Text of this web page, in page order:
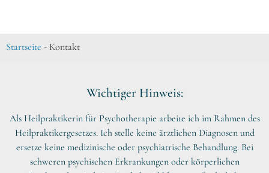
Startseite - Kontakt
Wichtiger Hinweis:
Als Heilpraktikerin für Psychotherapie arbeite ich im Rahmen des
Heilpraktikergesetzes. Ich stelle keine ärztlichen Diagnosen und
ersetze keine medizinische oder psychiatrische Behandlung. Bei
schweren psychischen Erkrankungen oder körperlichen